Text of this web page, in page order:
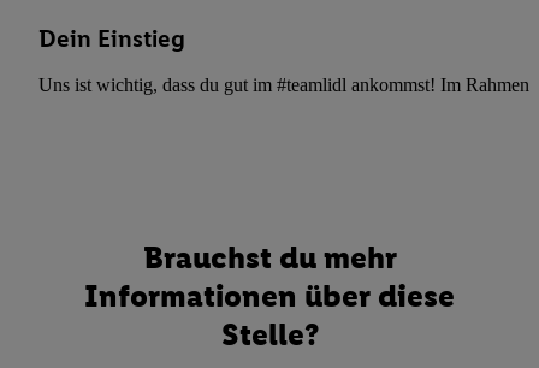
Dein Einstieg
Uns ist wichtig, dass du gut im #teamlidl ankommst! Im Rahmen
Brauchst du mehr
Informationen über diese
Stelle?